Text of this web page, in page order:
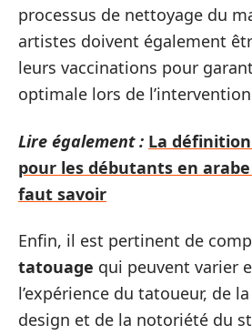
processus de nettoyage du
artistes doivent également
leurs vaccinations pour
optimale lors de
Lire également : La
pour les débutants en
faut savoir
Enfin, il est pertinent de
tatouage qui peuvent varier
l’expérience du tatoueur, de
design et de la notoriété du